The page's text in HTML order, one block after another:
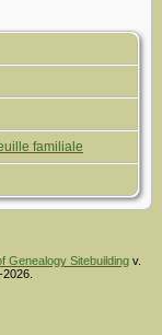
familiale
Genealogy Sitebuildingv.